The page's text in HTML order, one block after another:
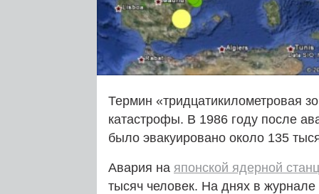
Термин «тридцатикилометровая
катастрофы. В 1986 году после
было эвакуировано около 135
Авария на японской ядерной
тысяч человек. На днях в